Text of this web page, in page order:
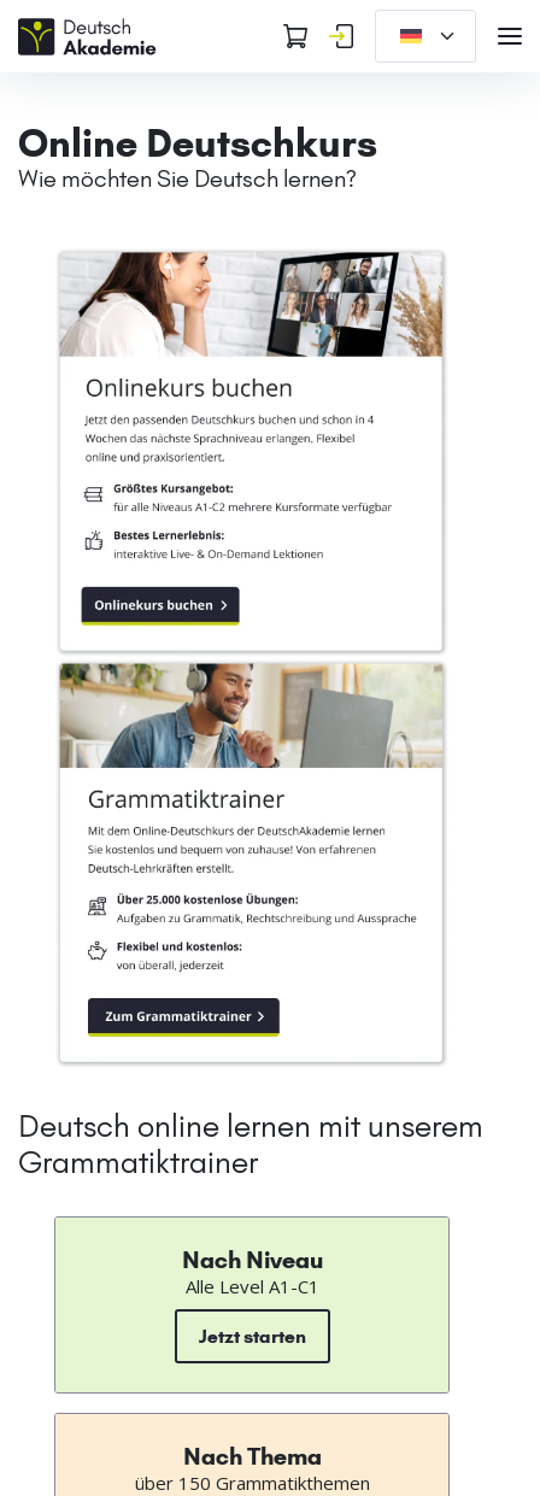
Online Deutschkurs
Wie möchten Sie Deutsch lernen?
Deutsch online lernen mit unserem
Grammatiktrainer
Nach Niveau
Alle Level A1-C1
Jetzt starten
Nach Thema
über 150 Grammatikthemen